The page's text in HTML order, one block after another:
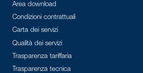
Area download
Condizioni contrattuali
Carta dei servizi
Qualità dei servizi
Trasparenza tariffaria
Trasparenza tecnica